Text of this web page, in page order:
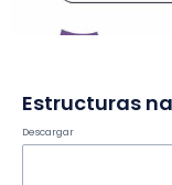
Descargar